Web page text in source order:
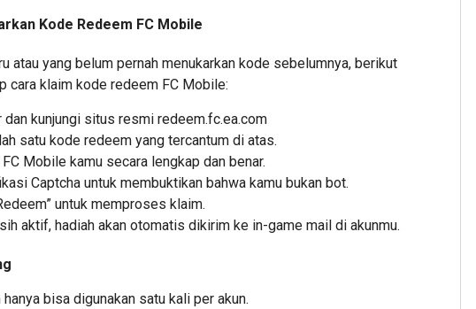
Kode Redeem FC Mobile
atau yang belum pernah menukarkan kode sebelumnya, berikut
cara klaim kode redeem FC Mobile:
dan kunjungi situs resmi redeem.fc.ea.com
satu kode redeem yang tercantum di atas.
Mobile kamu secara lengkap dan benar.
Captcha untuk membuktikan bahwa kamu bukan bot.
untuk memproses klaim.
aktif, hadiah akan otomatis dikirim ke in-game mail di akunmu.
bisa digunakan satu kali per akun.